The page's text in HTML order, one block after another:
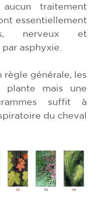
traitement
essentiellement
nerveux et
asphyxie.
règle générale, les
plante mais une
suffit à
du cheval